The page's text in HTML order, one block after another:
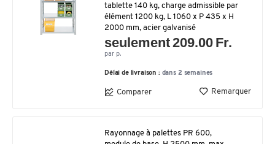
tablette 140 kg, charge admissible par
élément 1200 kg, L 1060 x P 435 x H
2000 mm, acier galvanisé
seulement 209.00 Fr.
par p.
Délai de livraison : dans 2 semaines
Comparer Remarquer
Rayonnage à palettes PR 600,